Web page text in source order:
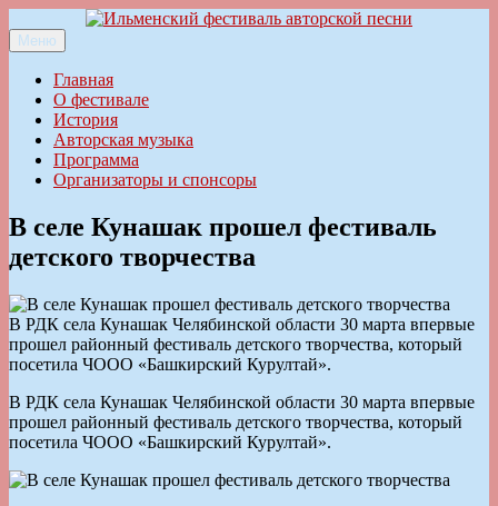
к
содержимому
Ильменский фестиваль авторской песни
Меню
Главная
О фестивале
История
Авторская музыка
Программа
Организаторы и спонсоры
В селе Кунашак прошел фестиваль
детского творчества
В РДК села Кунашак Челябинской области 30 марта впервые
прошел районный фестиваль детского творчества, который
посетила ЧООО «Башкирский Курултай».
В РДК села Кунашак Челябинской области 30 марта впервые
прошел районный фестиваль детского творчества, который
посетила ЧООО «Башкирский Курултай».